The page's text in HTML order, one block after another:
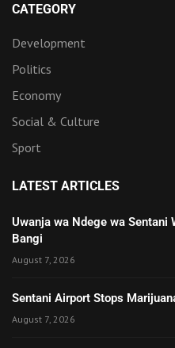
CATEGORY
Development
Politics
Economy
Social & Culture
Sport
LATEST ARTICLES
Uwanja wa Ndege wa Sentani
Bangi
August 7, 2026
Sentani Airport Stops
August 7, 2026